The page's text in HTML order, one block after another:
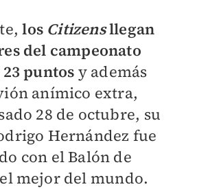
los Citizensllegan
del campeonato
puntosy además
anímico extra,
28 de octubre, su
Hernández fue
con el Balón de
mejor del mundo.